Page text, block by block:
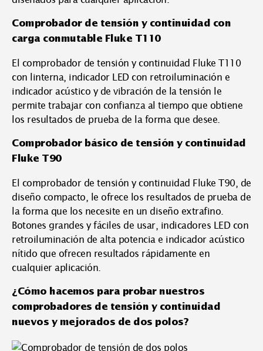
Comprobador de tensión y continuidad con
carga conmutable Fluke T110
El comprobador de tensión y continuidad Fluke T110
con linterna, indicador LED con retroiluminación e
indicador acústico y de vibración de la tensión le
permite trabajar con confianza al tiempo que obtiene
los resultados de prueba de la forma que desee.
Comprobador básico de tensión y continuidad
Fluke T90
El comprobador de tensión y continuidad Fluke T90, de
diseño compacto, le ofrece los resultados de prueba de
la forma que los necesite en un diseño extrafino.
Botones grandes y fáciles de usar, indicadores LED con
retroiluminación de alta potencia e indicador acústico
nítido que ofrecen resultados rápidamente en
cualquier aplicación.
¿Cómo hacemos para probar nuestros
comprobadores de tensión y continuidad
nuevos y mejorados de dos polos?